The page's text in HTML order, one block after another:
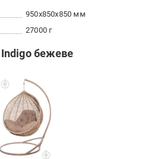
950x850x850 мм
27000 г
бежеве